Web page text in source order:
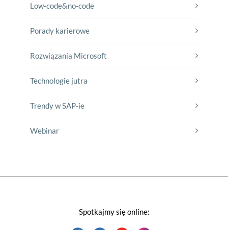
Low-code&no-code
Porady karierowe
Rozwiązania Microsoft
Technologie jutra
Trendy w SAP-ie
Webinar
Spotkajmy się online: